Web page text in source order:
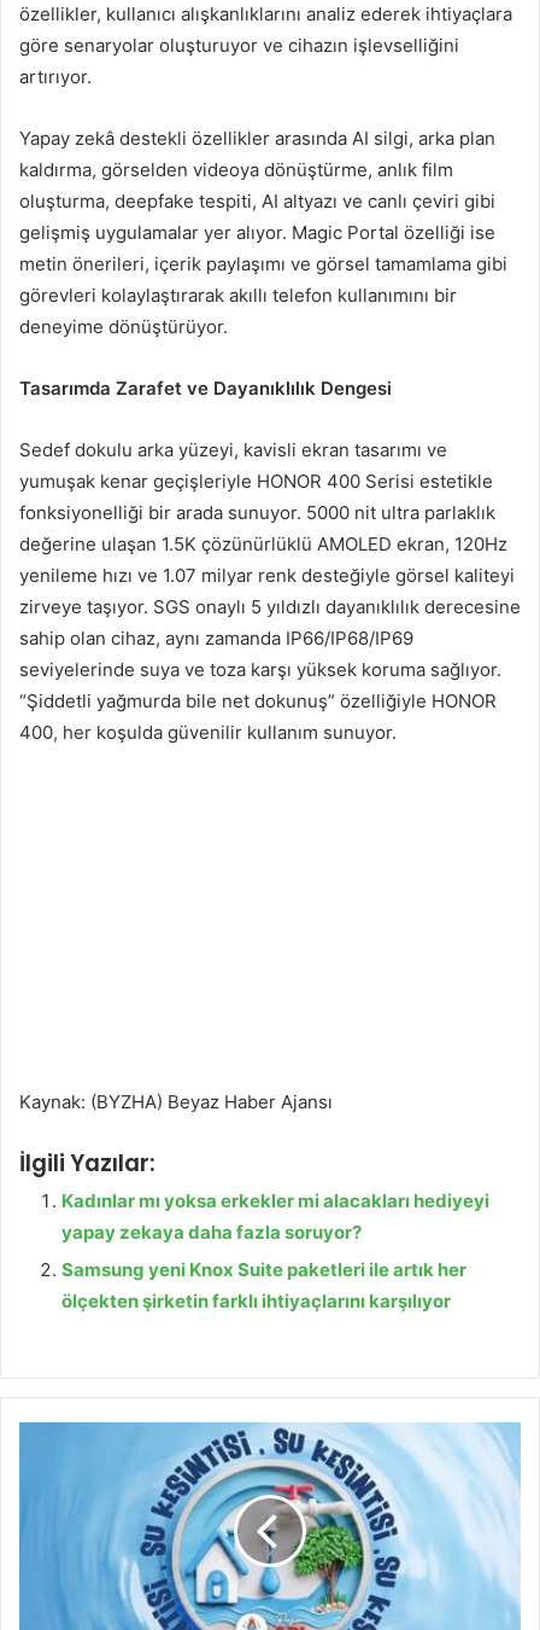
özellikler, kullanıcı alışkanlıklarını analiz ederek ihtiyaçlara
göre senaryolar oluşturuyor ve cihazın işlevselliğini
artırıyor.
Yapay zekâ destekli özellikler arasında AI silgi, arka plan
kaldırma, görselden videoya dönüştürme, anlık film
oluşturma, deepfake tespiti, AI altyazı ve canlı çeviri gibi
gelişmiş uygulamalar yer alıyor. Magic Portal özelliği ise
metin önerileri, içerik paylaşımı ve görsel tamamlama gibi
görevleri kolaylaştırarak akıllı telefon kullanımını bir
deneyime dönüştürüyor.
Tasarımda Zarafet ve Dayanıklılık Dengesi
Sedef dokulu arka yüzeyi, kavisli ekran tasarımı ve
yumuşak kenar geçişleriyle HONOR 400 Serisi estetikle
fonksiyonelliği bir arada sunuyor. 5000 nit ultra parlaklık
değerine ulaşan 1.5K çözünürlüklü AMOLED ekran, 120Hz
yenileme hızı ve 1.07 milyar renk desteğiyle görsel kaliteyi
zirveye taşıyor. SGS onaylı 5 yıldızlı dayanıklılık derecesine
sahip olan cihaz, aynı zamanda IP66/IP68/IP69
seviyelerinde suya ve toza karşı yüksek koruma sağlıyor.
“Şiddetli yağmurda bile net dokunuş” özelliğiyle HONOR
400, her koşulda güvenilir kullanım sunuyor.
Kaynak: (BYZHA) Beyaz Haber Ajansı
İlgili Yazılar:
Kadınlar mı yoksa erkekler mi alacakları hediyeyi
yapay zekaya daha fazla soruyor?
Samsung yeni Knox Suite paketleri ile artık her
ölçekten şirketin farklı ihtiyaçlarını karşılıyor